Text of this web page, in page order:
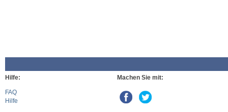
Hilfe:
FAQ
Hilfe
Machen Sie mit: